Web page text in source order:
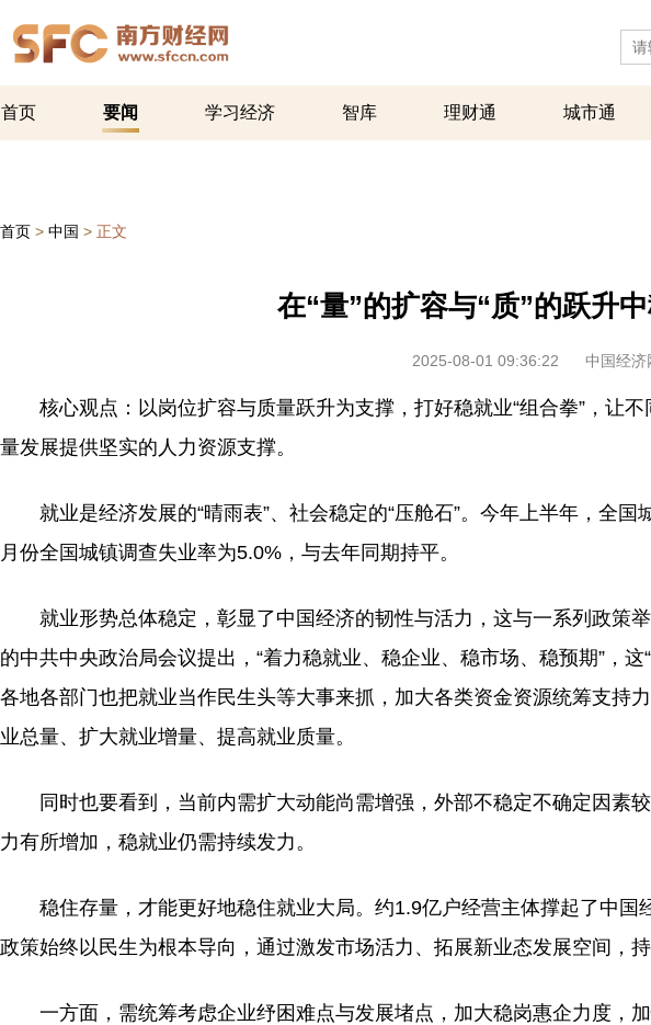
首页 要闻 学习经济 智库 理财通 城市通
首页 > 中国 > 正文
在“量”的扩容与“质”的跃升
2025-08-01 09:36:22 中国经济
核心观点：以岗位扩容与质量跃升为支撑，打好稳就业“组合拳”，让不
量发展提供坚实的人力资源支撑。
就业是经济发展的“晴雨表”、社会稳定的“压舱石”。今年上半年，全国
月份全国城镇调查失业率为5.0%，与去年同期持平。
就业形势总体稳定，彰显了中国经济的韧性与活力，这与一系列政策
的中共中央政治局会议提出，“着力稳就业、稳企业、稳市场、稳预期”，
各地各部门也把就业当作民生头等大事来抓，加大各类资金资源统筹支持
业总量、扩大就业增量、提高就业质量。
同时也要看到，当前内需扩大动能尚需增强，外部不稳定不确定因素
力有所增加，稳就业仍需持续发力。
稳住存量，才能更好地稳住就业大局。约1.9亿户经营主体撑起了中国
政策始终以民生为根本导向，通过激发市场活力、拓展新业态发展空间，持
一方面，需统筹考虑企业纾困难点与发展堵点，加大稳岗惠企力度，